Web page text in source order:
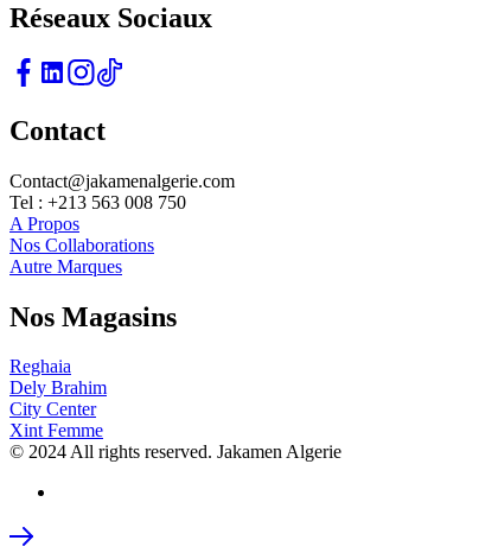
Réseaux Sociaux
Contact
Contact@jakamenalgerie.com
Tel : +213 563 008 750
A Propos
Nos Collaborations
Autre Marques
Nos Magasins
Reghaia
Dely Brahim
City Center
Xint Femme
© 2024 All rights reserved. Jakamen Algerie